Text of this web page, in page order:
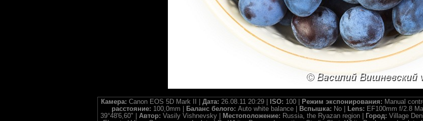
Камера: Canon EOS 5D Mark II | Дата: 26.08.11 20:29 | ISO: 100 | Режим экспонирования: Manual
расстояние: 100,0mm | Баланс белого: Auto white balance | Вспышка: No | Lens: EF100mm f/2.8
39°48'6,60" | Автор: Vasily Vishnevsky | Местоположение: Russia, the Ryazan region | Город: Village